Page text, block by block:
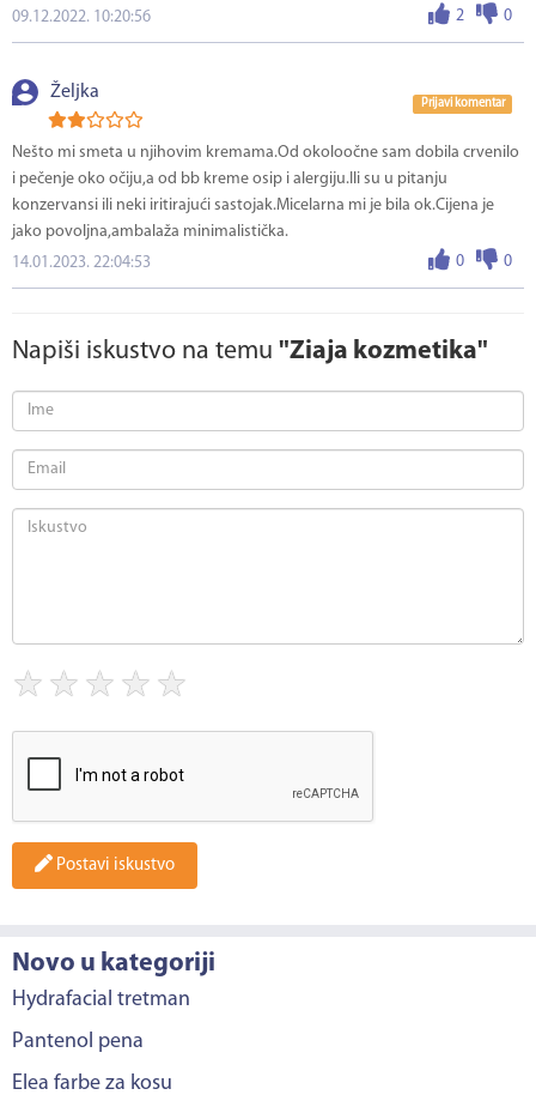
2
0
09.12.2022. 10:20:56
Željka
Prijavi komentar
Nešto mi smeta u njihovim kremama.Od okoloočne sam dobila crvenilo
i pečenje oko očiju,a od bb kreme osip i alergiju.Ili su u pitanju
konzervansi ili neki iritirajući sastojak.Micelarna mi je bila ok.Cijena je
jako povoljna,ambalaža minimalistička.
0
0
14.01.2023. 22:04:53
Napiši iskustvo na temu "Ziaja kozmetika"
★ ★ ★ ★ ★
Postavi iskustvo
Novo u kategoriji
Hydrafacial tretman
Pantenol pena
Elea farbe za kosu